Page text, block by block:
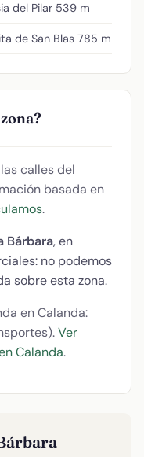
del Pilar 539 m
de San Blas 785 m
calles del
basada en
.
Bárbara, en
no podemos
sobre esta zona.
en Calanda:
Ver
Calanda.